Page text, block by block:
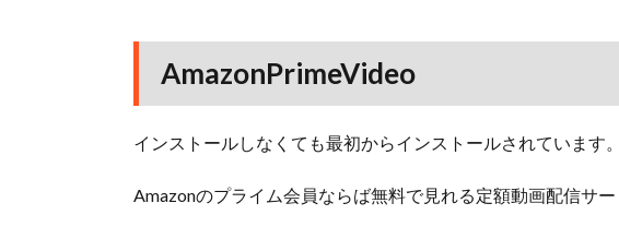
AmazonPrimeVideo
インストールしなくても最初からインストールされています。
Amazonのプライム会員ならば無料で見れる定額動画配信サー